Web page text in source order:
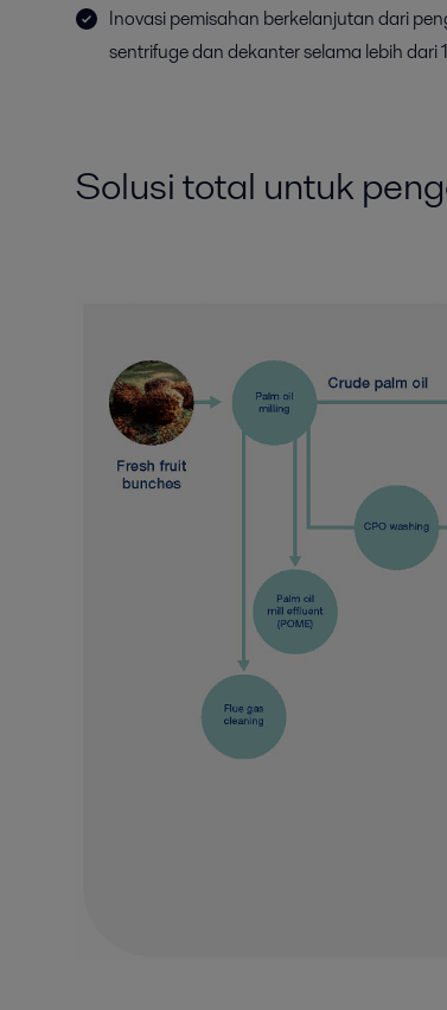
Inovasi pemisahan berkelanjutan dari
sentrifuge dan dekanter selama lebih dari
Solusi total untuk